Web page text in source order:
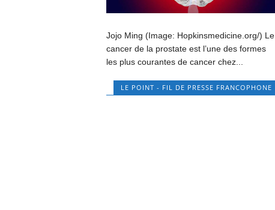
Jojo Ming (Image: Hopkinsmedicine.org/) Le
cancer de la prostate est l’une des formes
les plus courantes de cancer chez...
LE POINT - FIL DE PRESSE FRANCOPHONE